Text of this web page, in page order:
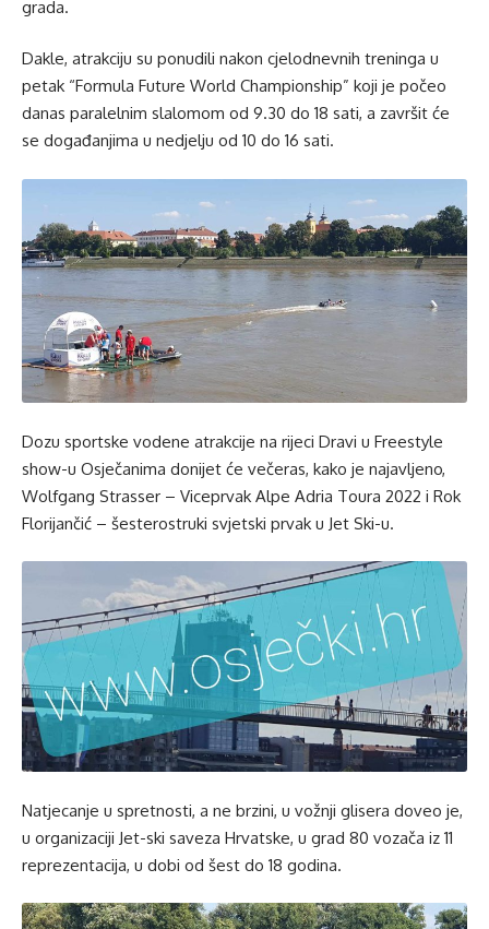
grada.
Dakle, atrakciju su ponudili nakon cjelodnevnih treninga u
petak “Formula Future World Championship” koji je počeo
danas paralelnim slalomom od 9.30 do 18 sati, a završit će
se događanjima u nedjelju od 10 do 16 sati.
Dozu sportske vodene atrakcije na rijeci Dravi u Freestyle
show-u Osječanima donijet će večeras, kako je najavljeno,
Wolfgang Strasser – Viceprvak Alpe Adria Toura 2022 i Rok
Florijančić – šesterostruki svjetski prvak u Jet Ski-u.
Natjecanje u spretnosti, a ne brzini, u vožnji glisera doveo je,
u organizaciji Jet-ski saveza Hrvatske, u grad 80 vozača iz 11
reprezentacija, u dobi od šest do 18 godina.